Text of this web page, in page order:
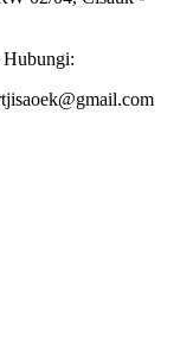
Hubungi: